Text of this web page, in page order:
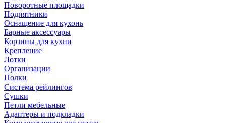
Поворотные площадки
Подпятники
Оснащение для кухонь
Барные аксессуары
Корзины для кухни
Крепление
Лотки
Организации
Полки
Система рейлингов
Сушки
Петли мебельные
Адаптеры и подкладки